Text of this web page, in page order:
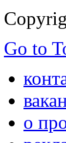
Go to
о